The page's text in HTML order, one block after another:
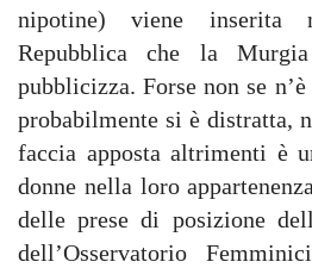
nipotine) viene inserita
Repubblica che la
pubblicizza. Forse non se
probabilmente si è distratta,
faccia apposta altrimenti è
donne nella loro
delle prese di posizione
dell’Osservatorio